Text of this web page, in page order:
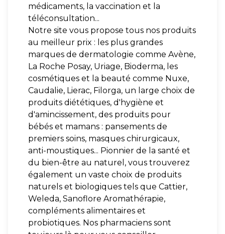
médicaments, la vaccination et la
téléconsultation...
Notre site vous propose tous nos produits
au meilleur prix : les plus grandes
marques de dermatologie comme Avène,
La Roche Posay, Uriage, Bioderma, les
cosmétiques et la beauté comme Nuxe,
Caudalie, Lierac, Filorga, un large choix de
produits diététiques, d'hygiène et
d'amincissement, des produits pour
bébés et mamans : pansements de
premiers soins, masques chirurgicaux,
anti-moustiques... Pionnier de la santé et
du bien-être au naturel, vous trouverez
également un vaste choix de produits
naturels et biologiques tels que Cattier,
Weleda, Sanoflore Aromathérapie,
compléments alimentaires et
probiotiques. Nos pharmaciens sont